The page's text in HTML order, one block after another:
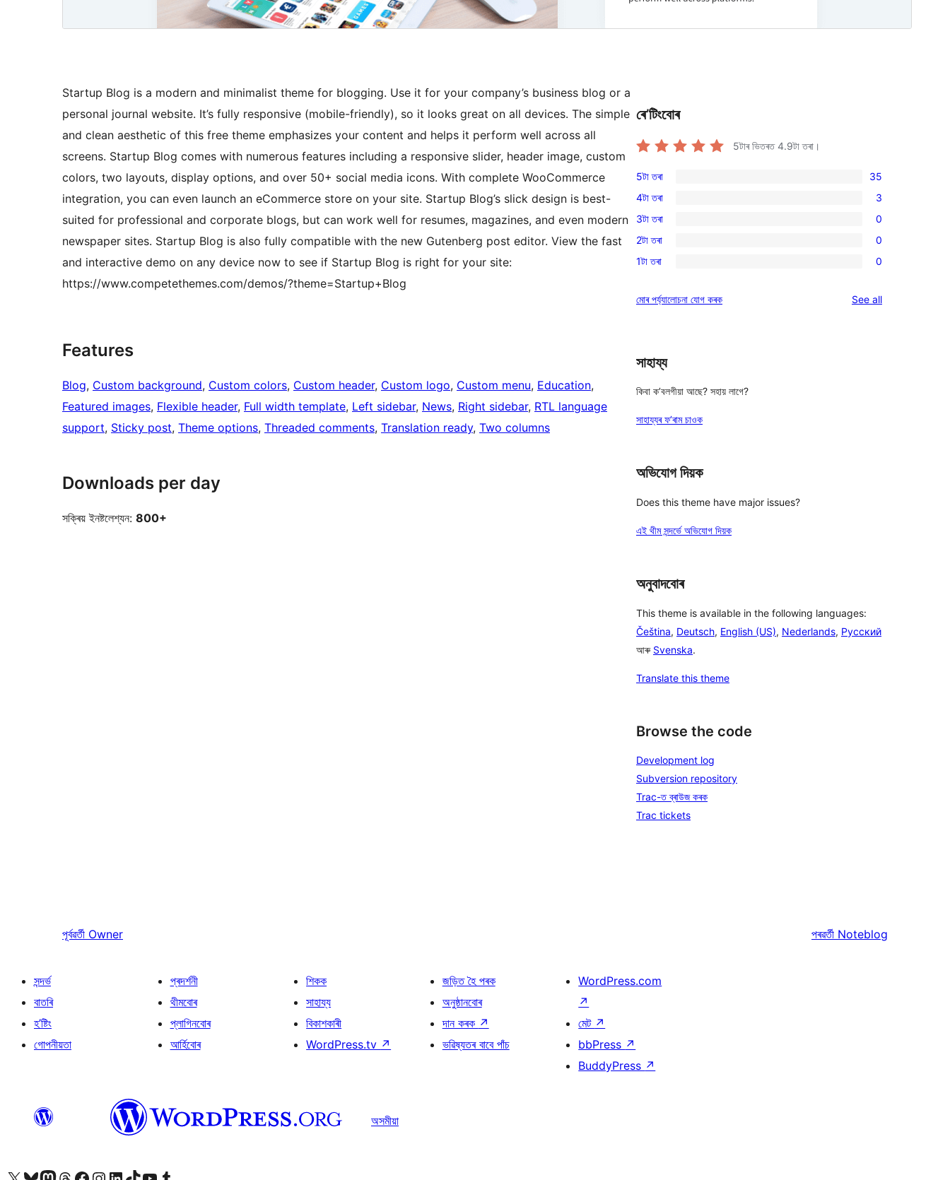
Startup Blog is a modern and minimalist theme for blogging. Use it for your company’s business blog or a
personal journal website. It’s fully responsive (mobile-friendly), so it looks great on all devices. The simple
and clean aesthetic of this free theme emphasizes your content and helps it perform well across all
screens. Startup Blog comes with numerous features including a responsive slider, header image, custom
colors, two layouts, display options, and over 50+ social media icons. With complete WooCommerce
integration, you can even launch an eCommerce store on your site. Startup Blog’s slick design is best-
suited for professional and corporate blogs, but can work well for resumes, magazines, and even modern
newspaper sites. Startup Blog is also fully compatible with the new Gutenberg post editor. View the fast
and interactive demo on any device now to see if Startup Blog is right for your site:
https://www.competethemes.com/demos/?theme=Startup+Blog
Features
Blog, Custom background, Custom colors, Custom header, Custom logo, Custom menu, Education
Featured images, Flexible header, Full width template, Left sidebar, News, Right sidebar, RTL language
support, Sticky post, Theme options, Threaded comments, Translation ready, Two columns
Downloads per day
সক্ৰিয় ইনষ্টলেশ্যন: 800+
ৰে’টিংবোৰ
5টাৰ ভিতৰত4.9টা তৰা।
35
5-
star
reviews
5টা তৰা 35
3
4-
star
reviews
4টা তৰা 3
0
3-
star
3টা তৰা 0
0
2-
reviews
2টা তৰা 0
0
star
1টা তৰা 0
মোৰ পৰ্য্যালোচনা যোগ কৰক See allreviews
সাহায্য
কিবা ক’বলগীয়া আছে? সহায় লাগে?
সাহায্যৰ ফ’ৰাম চাওক
অভিযোগ দিয়ক
Does this theme have major issues?
এই থীম সন্দৰ্ভে অভিযোগ দিয়ক
অনুবাদবোৰ
This theme is available in the following languages:
Čeština, Deutsch, English (US), Nederlands, Русский
আৰু Svenska.
Translate this theme
Browse the code
Development log
Subversion repository
Trac-ত ব্ৰাউজ কৰক
Trac tickets
পূৰ্বৱৰ্তী Owner পৰৱৰ্তী Noteblog
সন্দৰ্ভ
বাতৰি
হ’ষ্টিং
গোপনীয়তা
প্ৰদৰ্শনী
থীমবোৰ
প্লাগিনবোৰ
আৰ্হিবোৰ
শিকক
সাহায্য
বিকাশকাৰী
WordPress.tv ↗
জড়িত হৈ পৰক
অনুষ্ঠানবোৰ
দান কৰক ↗
ভৱিষ্যতৰ বাবে পাঁচ
WordPress.com
↗
মেট ↗
bbPress ↗
BuddyPress ↗
অসমীয়া